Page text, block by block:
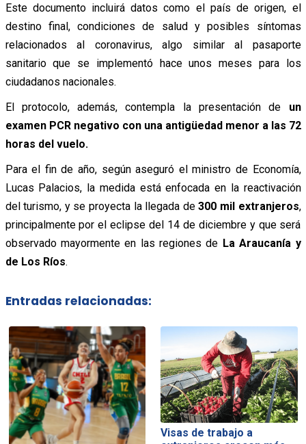
Este documento incluirá datos como el país de origen, el
destino final, condiciones de salud y posibles síntomas
relacionados al coronavirus, algo similar al pasaporte
sanitario que se implementó hace unos meses para los
ciudadanos nacionales.
El protocolo, además, contempla la presentación de un
examen PCR negativo con una antigüedad menor a las 72
horas del vuelo.
Para el fin de año, según aseguró el ministro de Economía,
Lucas Palacios, la medida está enfocada en la reactivación
del turismo, y se proyecta la llegada de300 mil extranjeros,
principalmente por el eclipse del 14 de diciembre y que será
observado mayormente en las regiones de La Araucanía y
de Los Ríos.
Entradas relacionadas:
Visas de trabajo a